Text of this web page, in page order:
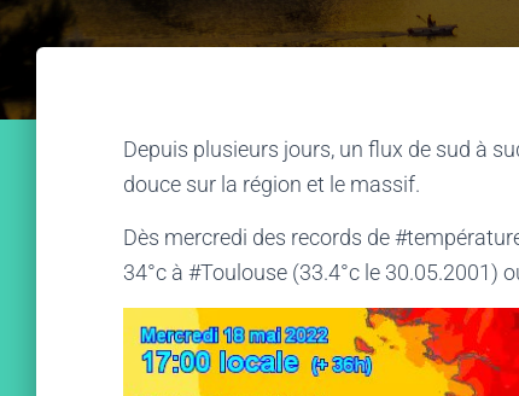
Depuis plusieurs jours, un flux de sud à
douce sur la région et le massif.
Dès mercredi des records de
34°c à #Toulouse (33.4°c le 30.05.2001)